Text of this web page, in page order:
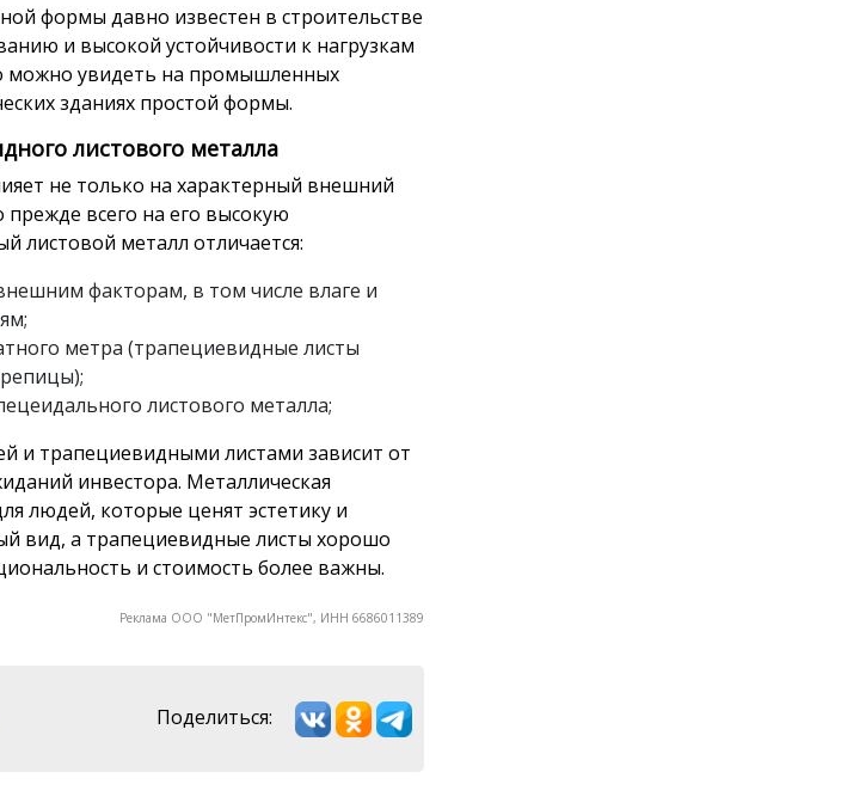
формы давно известен в строительстве
и высокой устойчивости к нагрузкам
можно увидеть на промышленных
зданиях простой формы.
листового металла
не только на характерный внешний
всего на его высокую
листовой металл отличается:
факторам, в том числе влаге и
метра (трапециевидные листы
листового металла;
и трапециевидными листами зависит от
инвестора. Металлическая
людей, которые ценят эстетику и
вид, а трапециевидные листы хорошо
и стоимость более важны.
Реклама ООО "МетПромИнтекс", ИНН 6686011389
Поделиться: